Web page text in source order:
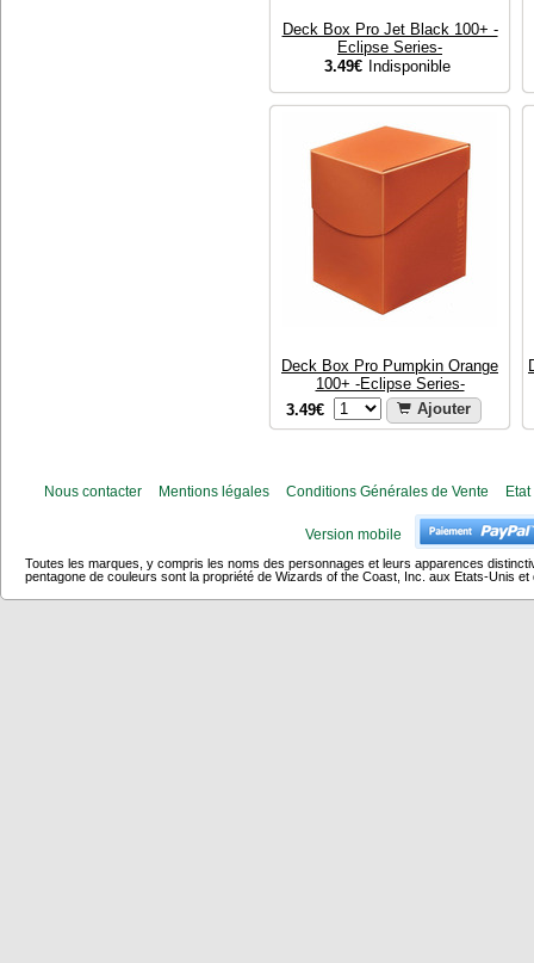
Deck Box Pro Jet Black 100+ -
Eclipse Series-
3.49€ Indisponible
Deck Box Pro Pumpkin Orange
100+ -Eclipse Series-
3.49€
Ajouter
Nous contacter Mentions légales Conditions Générales de Vente
Version mobile
Toutes les marques, y compris les noms des personnages et leurs apparences
pentagone de couleurs sont la propriété de Wizards of the Coast, Inc. aux Etats-Unis